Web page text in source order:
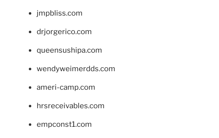
jmpbliss.com
drjorgerico.com
queensushipa.com
wendyweimerdds.com
ameri-camp.com
hrsreceivables.com
empconst1.com